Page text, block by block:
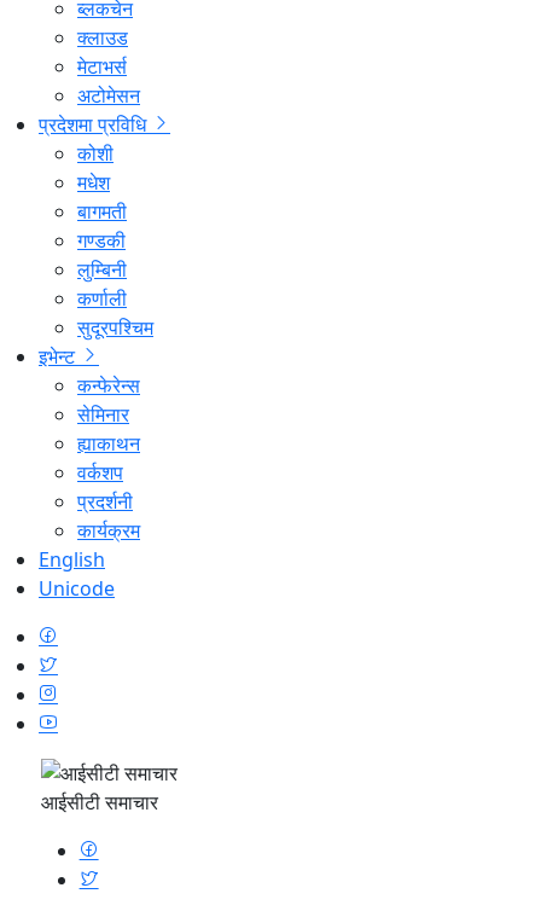
ब्लकचेन
क्लाउड
मेटाभर्स
अटोमेसन
प्रदेशमा प्रविधि
कोशी
मधेश
बागमती
गण्डकी
लुम्बिनी
कर्णाली
सुदूरपश्चिम
इभेन्ट
कन्फेरेन्स
सेमिनार
ह्याकाथन
वर्कशप
प्रदर्शनी
कार्यक्रम
English
Unicode
आईसीटी समाचार